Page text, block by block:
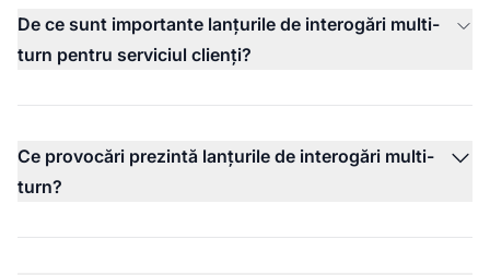
De ce sunt importante lanțurile de interogări multi-
turn pentru serviciul clienți?
Ce provocări prezintă lanțurile de interogări multi-
turn?